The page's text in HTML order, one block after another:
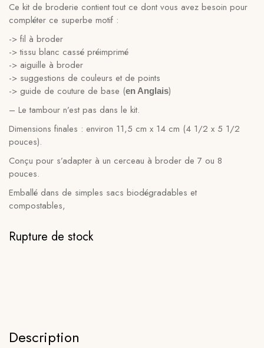
Ce kit de broderie contient tout ce dont vous avez besoin pour
compléter ce superbe motif :
-> fil à broder
-> tissu blanc cassé préimprimé
-> aiguille à broder
-> suggestions de couleurs et de points
-> guide de couture de base (en Anglais)
– Le tambour n’est pas dans le kit.
Dimensions finales : environ 11,5 cm x 14 cm (4 1/2 x 5 1/2
pouces).
Conçu pour s’adapter à un cerceau à broder de 7 ou 8
pouces.
Emballé dans de simples sacs biodégradables et
compostables,
Rupture de stock
Description